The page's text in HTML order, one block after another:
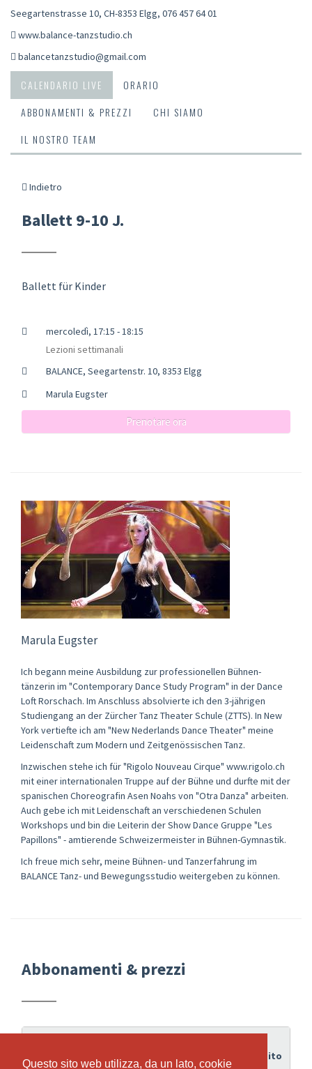
Questo sito web utilizza, da un lato, cookie
Questo sito web utilizza, da un lato, cookie
Seegartenstrasse 10, CH-8353 Elgg, 076 457 64 01
www.balance-tanzstudio.ch
balancetanzstudio@gmail.com
CALENDARIO LIVE
ORARIO
ABBONAMENTI & PREZZI
CHI SIAMO
IL NOSTRO TEAM
Indietro
Ballett 9-10 J.
Ballett für Kinder
mercoledì, 17:15 - 18:15
Lezioni settimanali
BALANCE, Seegartenstr. 10, 8353 Elgg
Marula Eugster
Prenotare ora
Marula Eugster
Ich begann meine Ausbildung zur professionellen Bühnen-
tänzerin im "Contemporary Dance Study Program" in der Dance
Loft Rorschach. Im Anschluss absolvierte ich den 3-jährigen
Studiengang an der Zürcher Tanz Theater Schule (ZTTS). In New
York vertiefte ich am "New Nederlands Dance Theater" meine
Leidenschaft zum Modern und Zeitgenössischen Tanz.
Inzwischen stehe ich für "Rigolo Nouveau Cirque" www.rigolo.ch
mit einer internationalen Truppe auf der Bühne und durfte mit der
spanischen Choreografin Asen Noahs von "Otra Danza" arbeiten.
Auch gebe ich mit Leidenschaft an verschiedenen Schulen
Workshops und bin die Leiterin der Show Dance Gruppe "Les
Papillons" - amtierende Schweizermeister in Bühnen-Gymnastik.
Ich freue mich sehr, meine Bühnen- und Tanzerfahrung im
BALANCE Tanz- und Bewegungsstudio weitergeben zu können.
Abbonamenti & prezzi
Abbonamento
Credito